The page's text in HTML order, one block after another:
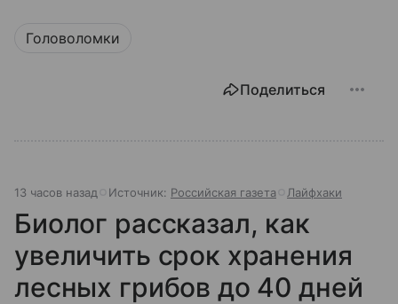
Головоломки
Поделиться
13 часов назад Источник: Российская газета Лайфхаки
Биолог рассказал, как
увеличить срок хранения
лесных грибов до 40 дней